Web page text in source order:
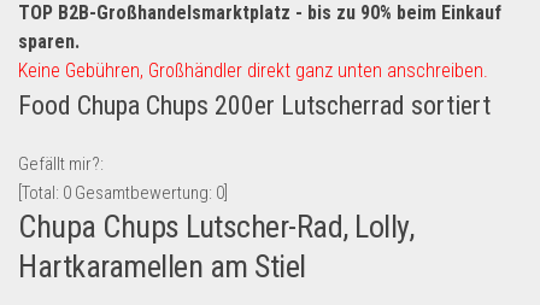
Handy und Smartphone
Kosmetik & Pflege
Lebensmittel & Getränke
Multimedia & Elektro
Münzen
Spielzeug & Games
Schuhe & Accessoires
TOP B2B-Großhandelsmarktplatz - bis zu 90% beim Einkauf
sparen.
Keine Gebühren, Großhändler direkt ganz unten anschreiben.
Food Chupa Chups 200er Lutscherrad sortiert
Gefällt mir?:
[Total: 0 Gesamtbewertung: 0
Chupa Chups Lutscher-Rad, Lolly,
Hartkaramellen am Stiel